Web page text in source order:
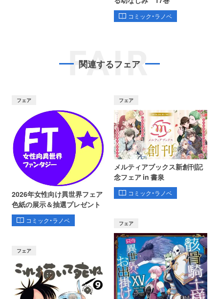
コミック・ラノベ
FAIR
関連するフェア
フェア
2026年女性向け異世界フェア
色紙の展示＆抽選プレゼント
コミック・ラノベ
フェア
メルティアブックス新創刊記
念フェア in 書泉
コミック・ラノベ
フェア
フェア